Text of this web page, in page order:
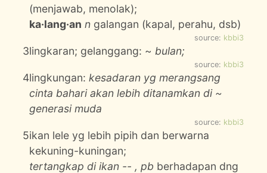
(menjawab, menolak);
ka·lang·an n galangan (kapal, perahu, dsb)
source: kbbi3
3lingkaran; gelanggang: ~ bulan;
source: kbbi3
4lingkungan:kesadaran yg merangsang
cinta bahari akan lebih ditanamkan di ~
generasi muda
source: kbbi3
5ikan lele yg lebih pipih dan berwarna
kekuning-kuningan;
tertangkap di ikan -- , pb berhadapan dng